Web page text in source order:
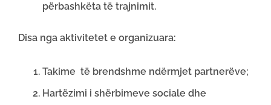
përbashkëta të trajnimit.
Disa nga aktivitetet e organizuara:
Takime të brendshme ndërmjet partnerëve;
Hartëzimi i shërbimeve sociale dhe